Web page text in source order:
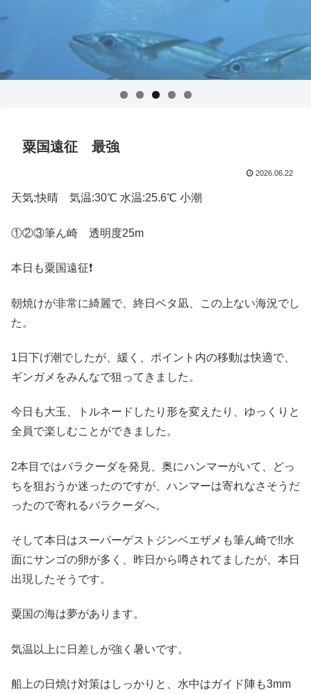
粟国遠征 最強
2026.06.22
天気:快晴 気温:30℃ 水温:25.6℃ 小潮
①②③筆ん崎 透明度25m
本日も粟国遠征❗️
朝焼けが非常に綺麗で、終日ベタ凪、この上ない海況でし
た。
1日下げ潮でしたが、緩く、ポイント内の移動は快適で、
ギンガメをみんなで狙ってきました。
今日も大玉、トルネードしたり形を変えたり、ゆっくりと
全員で楽しむことができました。
2本目ではバラクーダを発見、奥にハンマーがいて、どっ
ちを狙おうか迷ったのですが、ハンマーは寄れなさそうだ
ったので寄れるバラクーダへ。
そして本日はスーパーゲストジンベエザメも筆ん崎で‼️水
面にサンゴの卵が多く、昨日から噂されてましたが、本日
出現したそうです。
粟国の海は夢があります。
気温以上に日差しが強く暑いです。
船上の日焼け対策はしっかりと、水中はガイド陣も3mm